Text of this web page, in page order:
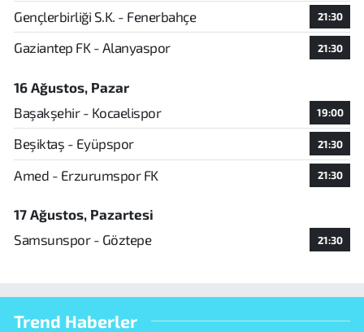
Gençlerbirliği S.K. - Fenerbahçe 21:30
Gaziantep FK - Alanyaspor 21:30
16 Ağustos, Pazar
Başakşehir - Kocaelispor
19:00
Beşiktaş - Eyüpspor 21:30
Amed - Erzurumspor FK 21:30
17 Ağustos, Pazartesi
Samsunspor - Göztepe
21:30
Trend Haberler